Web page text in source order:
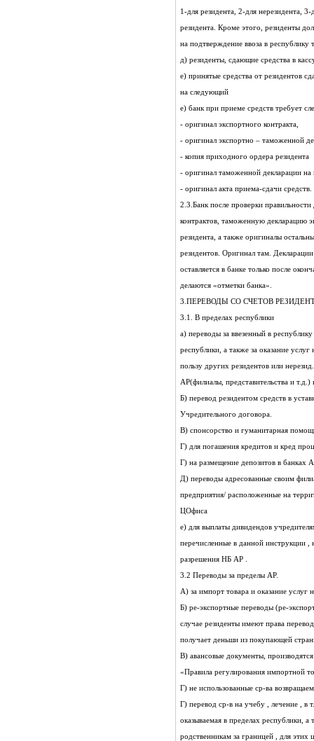
1-для резидента, 2-для
резидента. Кроме этого, резиденты
на подтверждение ввоза в республику
д)
на следующий
е) банк при приеме средств требует
- оригинал экспортного контракта,
- оригинал экспортно – таможенной
- копия приходного ордера резидента
- оригинал таможенной декларации на
- оригинал акта приема-сдачи средств.
2.3.Банк после проверки
резидента, а также оригиналы
резидентов. Оригинал там.
оставляется в банке только после
делаются «отметки банка».
3.ПЕРЕВОДЫ СО СЧЕТОВ
3.1. В пределах республики
а) переводы за
пользу других
Учредительного договора.
В) спонсорство и гуманитарная
Г) для погашения кредитов и кред
Г) на
ЦОфиса
e) для выплаты
перечисленные в данной инструкции
разрешения НБ АР .
3.2 Переводы за пределы АР.
А) за импорт товара и оказание услуг
Б) ре-экспортные переводы (ре-
случае резиденты имеют
получает деньши из покупающей
«Правила регулирования импортной
Г) перевод ср-в на учебу , лечение , в
оказываемая в пределах республики,
родственникам за границей , для